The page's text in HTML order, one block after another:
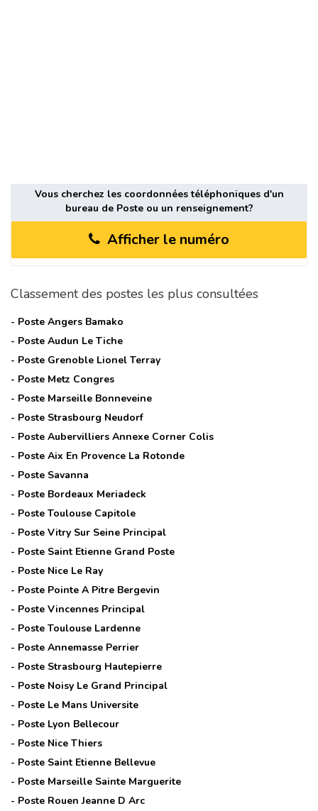
Vous cherchez les coordonnées téléphoniques d'un
bureau de Poste ou un renseignement?
Afficher le numéro
Classement des postes les plus consultées
- Poste Angers Bamako
- Poste Audun Le Tiche
- Poste Grenoble Lionel Terray
- Poste Metz Congres
- Poste Marseille Bonneveine
- Poste Strasbourg Neudorf
- Poste Aubervilliers Annexe Corner Colis
- Poste Aix En Provence La Rotonde
- Poste Savanna
- Poste Bordeaux Meriadeck
- Poste Toulouse Capitole
- Poste Vitry Sur Seine Principal
- Poste Saint Etienne Grand Poste
- Poste Nice Le Ray
- Poste Pointe A Pitre Bergevin
- Poste Vincennes Principal
- Poste Toulouse Lardenne
- Poste Annemasse Perrier
- Poste Strasbourg Hautepierre
- Poste Noisy Le Grand Principal
- Poste Le Mans Universite
- Poste Lyon Bellecour
- Poste Nice Thiers
- Poste Saint Etienne Bellevue
- Poste Marseille Sainte Marguerite
- Poste Rouen Jeanne D Arc